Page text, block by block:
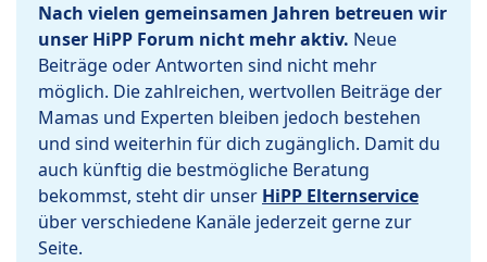
Nach vielen gemeinsamen Jahren betreuen wir
unser HiPP Forum nicht mehr aktiv. Neue
Beiträge oder Antworten sind nicht mehr
möglich. Die zahlreichen, wertvollen Beiträge der
Mamas und Experten bleiben jedoch bestehen
und sind weiterhin für dich zugänglich. Damit du
auch künftig die bestmögliche Beratung
bekommst, steht dir unser HiPP Elternservice
über verschiedene Kanäle jederzeit gerne zur
Seite.